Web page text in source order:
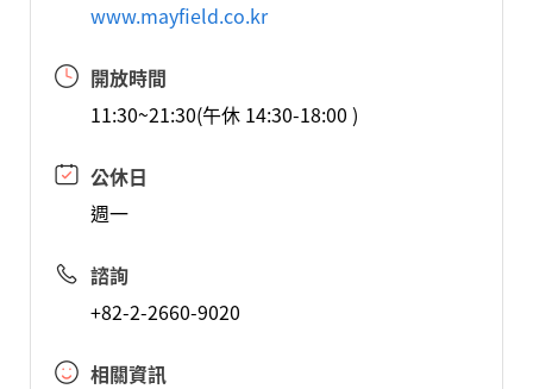
www.mayfield.co.kr
開放時間
11:30~21:30(午休 14:30-18:00 )
公休日
週一
諮詢
+82-2-2660-9020
相關資訊